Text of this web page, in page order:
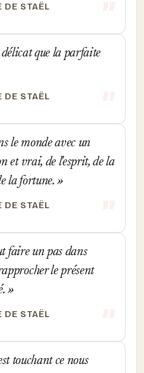
DE STAËL
que la parfaite
DE STAËL
le monde avec un
et vrai, de l'esprit, de la
la fortune.
DE STAËL
faire un pas dans
le présent
DE STAËL
touchant ce nous